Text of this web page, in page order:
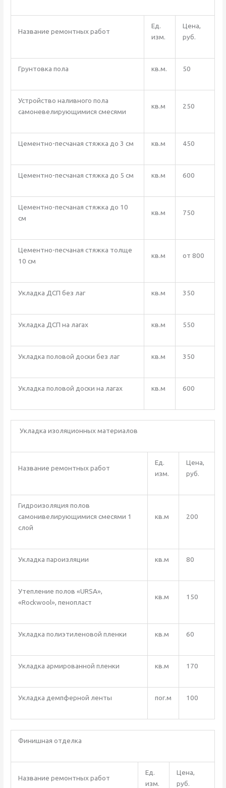
Название ремонтных работ
Ед.
изм.
Цена,
руб.
Грунтовка пола кв.м. 50
Устройство наливного пола
самоневелирующимися смесями
кв.м 250
Цементно-песчаная стяжка до 3 см кв.м 450
Цементно-песчаная стяжка до 5 см кв.м 600
Цементно-песчаная стяжка до 10
см
кв.м 750
Цементно-песчаная стяжка толще
10 см
кв.м от 800
Укладка ДСП без лаг кв.м 350
Укладка ДСП на лагах кв.м 550
Укладка половой доски без лаг кв.м 350
Укладка половой доски на лагах кв.м 600
Укладка изоляционных материалов
Название ремонтных работ
Ед.
изм.
Цена,
руб.
Гидроизоляция полов
самонивелирующимися смесями 1
слой
кв.м 200
Укладка пароизляции кв.м 80
Утепление полов «URSA»,
«Rockwool», пенопласт
кв.м 150
Укладка полиэтиленовой пленки кв.м 60
Укладка армированной пленки кв.м 170
Укладка демпферной ленты пог.м 100
Финишная отделка
Название ремонтных работ
Ед.
изм.
Цена,
руб.